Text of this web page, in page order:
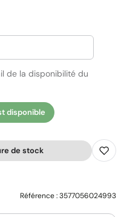
de la disponibilité du
disponible
de stock
Référence :3577056024993